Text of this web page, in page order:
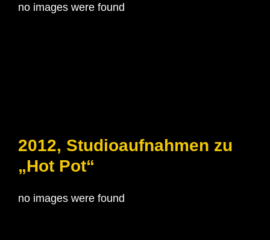
no images were found
2012, Studioaufnahmen zu
„Hot Pot“
no images were found